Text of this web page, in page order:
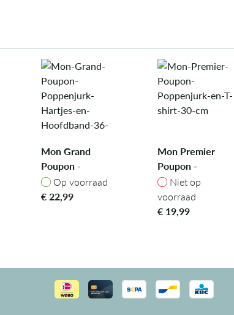
Mon Grand
Poupon -
Poppenjurk
Hartjes en
Op voorraad
Op voorraad
€22,99
Mon Premier
Poupon -
Poppenjurk en T-
shirt, 30 cm
Niet op voorraad
Niet op
voorraad
€ 19,99